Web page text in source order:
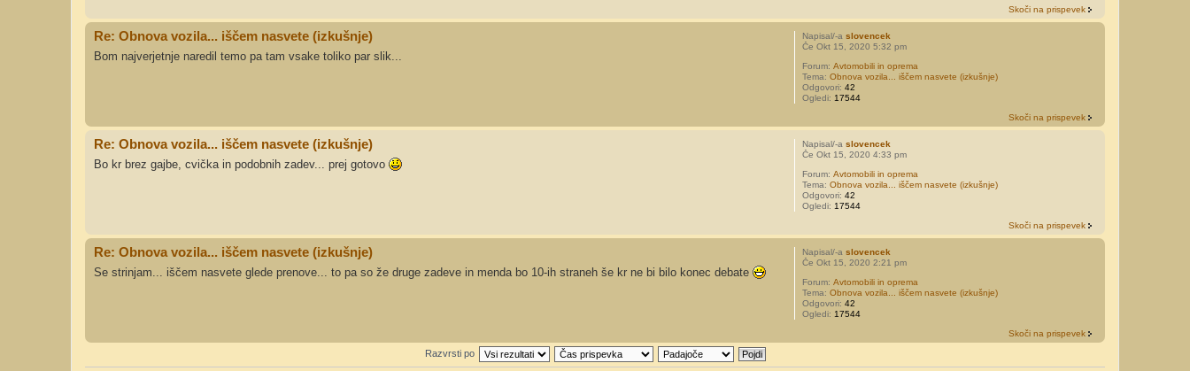
Skoči na prispevek
Napisal/-aslovencek
Če Okt 15, 2020 5:32 pm
Forum:Avtomobili in oprema
Tema:Obnova vozila... iščem nasvete (izkušnje)
Odgovori:42
Ogledi: 17544
Re: Obnova vozila... iščem nasvete (izkušnje)
Bom najverjetnje naredil temo pa tam vsake toliko par slik...
Skoči na prispevek
Napisal/-aslovencek
Če Okt 15, 2020 4:33 pm
Forum:Avtomobili in oprema
Tema:Obnova vozila... iščem nasvete (izkušnje)
Odgovori:42
Ogledi: 17544
Re: Obnova vozila... iščem nasvete (izkušnje)
Bo kr brez gajbe, cvička in podobnih zadev... prej gotovo
Skoči na prispevek
Napisal/-aslovencek
Če Okt 15, 2020 2:21 pm
Forum:Avtomobili in oprema
Tema:Obnova vozila... iščem nasvete (izkušnje)
Odgovori:42
Ogledi: 17544
Re: Obnova vozila... iščem nasvete (izkušnje)
Se strinjam... iščem nasvete glede prenove... to pa so že druge zadeve in menda bo 10-ih straneh še kr ne bi bilo konec debate
Skoči na prispevek
Razvrsti po